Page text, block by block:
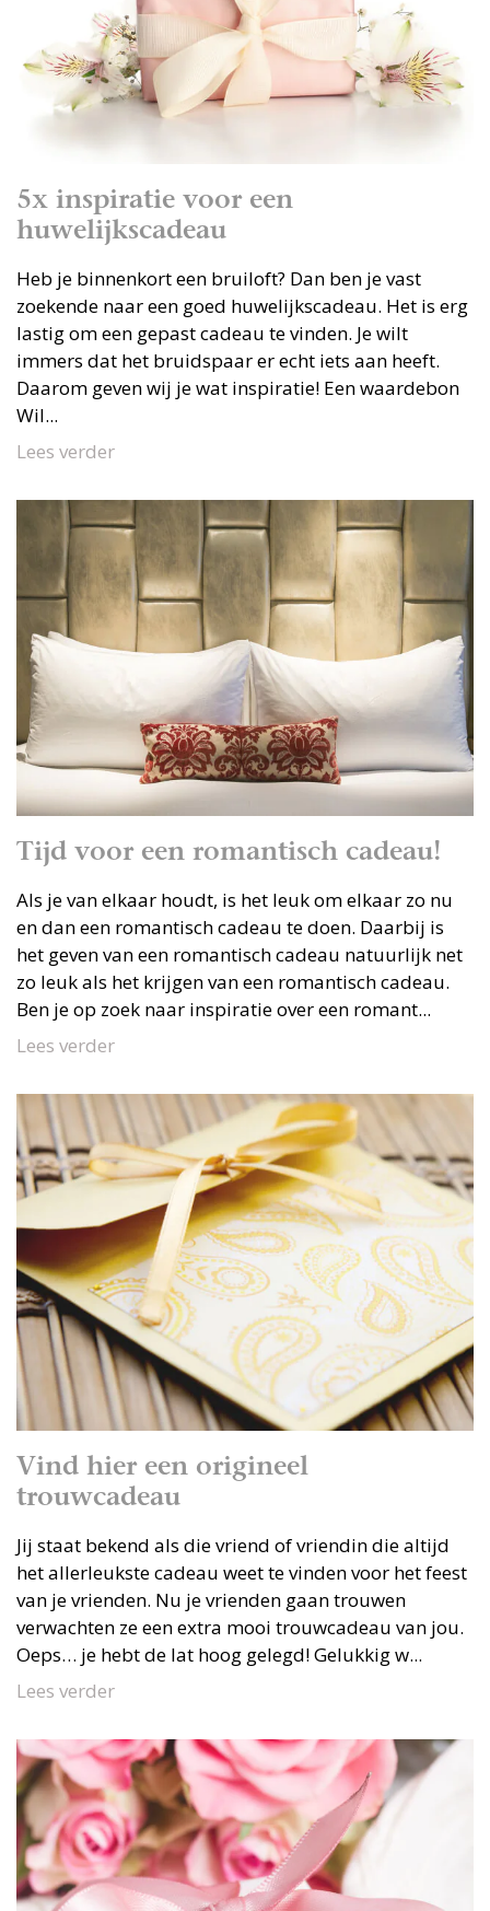
5x inspiratie voor een
huwelijkscadeau
Heb je binnenkort een bruiloft? Dan ben je vast
zoekende naar een goed huwelijkscadeau. Het is erg
lastig om een gepast cadeau te vinden. Je wilt
immers dat het bruidspaar er echt iets aan heeft.
Daarom geven wij je wat inspiratie! Een waardebon
Wil...
Lees verder
Tijd voor een romantisch cadeau!
Als je van elkaar houdt, is het leuk om elkaar zo nu
en dan een romantisch cadeau te doen. Daarbij is
het geven van een romantisch cadeau natuurlijk net
zo leuk als het krijgen van een romantisch cadeau.
Ben je op zoek naar inspiratie over een romant...
Lees verder
Vind hier een origineel
trouwcadeau
Jij staat bekend als die vriend of vriendin die altijd
het allerleukste cadeau weet te vinden voor het feest
van je vrienden. Nu je vrienden gaan trouwen
verwachten ze een extra mooi trouwcadeau van jou.
Oeps… je hebt de lat hoog gelegd! Gelukkig w...
Lees verder